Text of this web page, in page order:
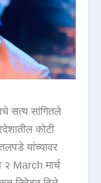
सत्य सांगितले
कोटी
यांच्यावर
March मार्च